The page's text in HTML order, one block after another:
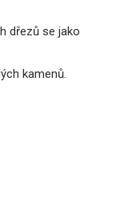
dřezů se jako
kamenů.